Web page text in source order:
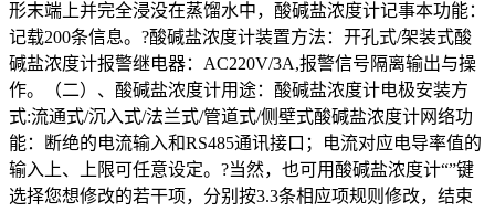
形末端上并完全浸没在蒸馏水中，酸碱盐浓度计记事本功能：
记载200条信息。?酸碱盐浓度计装置方法：开孔式/架装式酸
碱盐浓度计报警继电器：AC220V/3A,报警信号隔离输出与操
作。（二）、酸碱盐浓度计用途：酸碱盐浓度计电极安装方
式:流通式/沉入式/法兰式/管道式/侧壁式酸碱盐浓度计网络功
能：断绝的电流输入和RS485通讯接口；电流对应电导率值的
输入上、上限可任意设定。?当然，也可用酸碱盐浓度计“”键
选择您想修改的若干项，分别按3.3条相应项规则修改，结束